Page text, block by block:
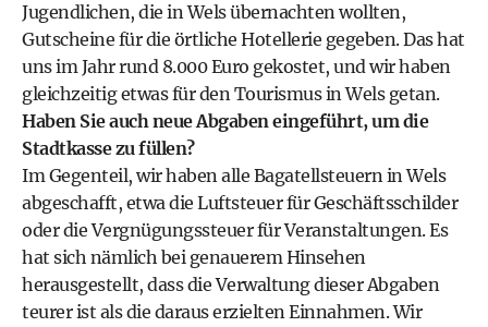
Jugendlichen, die in Wels übernachten wollten,
Gutscheine für die örtliche Hotellerie gegeben. Das hat
uns im Jahr rund 8.000 Euro gekostet, und wir haben
gleichzeitig etwas für den Tourismus in Wels getan.
Haben Sie auch neue Abgaben eingeführt, um die
Stadtkasse zu füllen?
Im Gegenteil, wir haben alle Bagatellsteuern in Wels
abgeschafft, etwa die Luftsteuer für Geschäftsschilder
oder die Vergnügungssteuer für Veranstaltungen. Es
hat sich nämlich bei genauerem Hinsehen
herausgestellt, dass die Verwaltung dieser Abgaben
teurer ist als die daraus erzielten Einnahmen. Wir